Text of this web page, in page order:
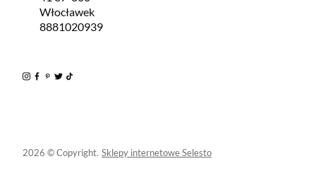
Włocławek
8881020939
2026 © Copyright. Sklepy internetowe Selesto